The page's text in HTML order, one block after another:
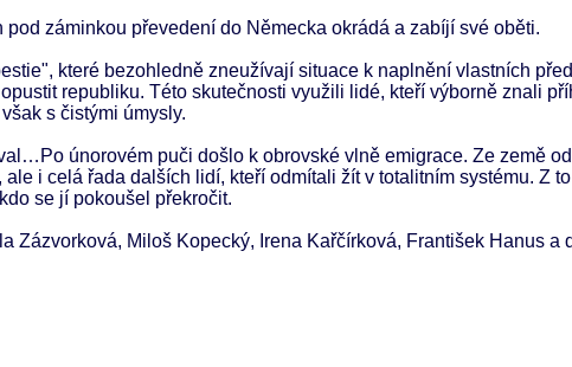
záminkou převedení do Německa okrádá a zabíjí své oběti.
které bezohledně zneužívají situace k naplnění vlastních
republiku. Této skutečnosti využili lidé, kteří výborně znali
s čistými úmysly.
únorovém puči došlo k obrovské vlně emigrace. Ze země
i celá řada dalších lidí, kteří odmítali žít v totalitním systému. Z
se jí pokoušel překročit.
Zázvorková, Miloš Kopecký, Irena Kařčírková, František Hanus a